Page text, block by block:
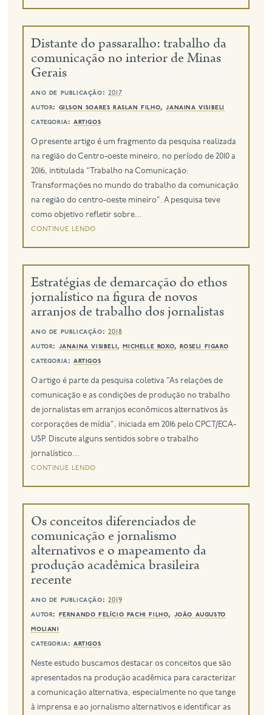
Distante do passaralho: trabalho da
comunicação no interior de Minas
Gerais
ano de publicação: 2017
autor: gilson soares raslan filho,janaina visibeli
categoria: artigos
O presente artigo é um fragmento da pesquisa realizada
na região do Centro-oeste mineiro, no período de 2010 a
2016, intitulada “Trabalho na Comunicação:
Transformações no mundo do trabalho da comunicação
na região do centro-oeste mineiro”. A pesquisa teve
como objetivo refletir sobre...
continue lendo
Estratégias de demarcação do ethos
jornalístico na figura de novos
arranjos de trabalho dos jornalistas
ano de publicação: 2018
autor: janaina visibeli,michelle roxo,roseli figaro
categoria: artigos
O artigo é parte da pesquisa coletiva “As relações de
comunicação e as condições de produção no trabalho
de jornalistas em arranjos econômicos alternativos às
corporações de mídia”, iniciada em 2016 pelo CPCT/ECA-
USP. Discute alguns sentidos sobre o trabalho
jornalístico...
continue lendo
Os conceitos diferenciados de
comunicação e jornalismo
alternativos e o mapeamento da
produção acadêmica brasileira
recente
ano de publicação: 2019
autor: fernando felício pachi filho, joão augusto
moliani
categoria: artigos
Neste estudo buscamos destacar os conceitos que são
apresentados na produção acadêmica para caracterizar
a comunicação alternativa, especialmente no que tange
à imprensa e ao jornalismo alternativos e identificar as